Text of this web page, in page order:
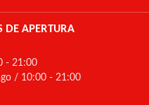
DE APERTURA
- 21:00
/ 10:00 - 21:00